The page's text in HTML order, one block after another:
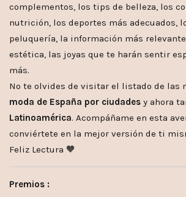
complementos, los tips de belleza, los
nutrición, los deportes más adecuados,
peluquería, la información más
estética, las joyas que te harán sentir
más.
No te olvides de visitar el listado de las
moda de España por ciudades y ahora
Latinoamérica. Acompáñame en esta
conviértete en la mejor versión de ti
Feliz Lectura 🧡
Premios :